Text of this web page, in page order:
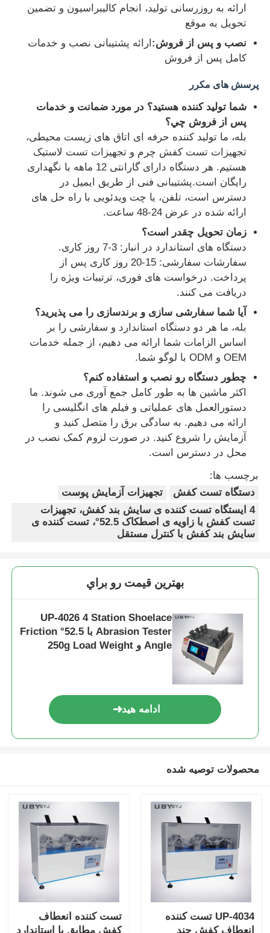
ارائه به روزرسانی تولید، انجام کالیبراسیون و تضمین
تحویل به موقع
نصب و پس از فروش: ارائه پشتیبانی نصب و خدمات
کامل پس از فروش
پرسش های مکرر
شما توليد کننده هستيد؟ در مورد ضمانت و خدمات
پس از فروش چي؟
بله، ما تولید کننده حرفه ای اتاق های زیست محیطی،
تجهیزات تست کفش چرم و تجهیزات تست لاستیک
هستیم. هر دستگاه دارای گارانتی 12 ماهه با نگهداری
رایگان است.پشتیبانی فنی از طریق ایمیل در
دسترس است، تلفن، یا چت ویدئویی با راه حل های
ارائه شده در عرض 24-48 ساعت.
زمان تحویل چقدر است؟
دستگاه های استاندارد در انبار: 3-7 روز کاری.
سفارشات سفارشی: 15-20 روز کاری پس از
پرداخت. درخواست های فوری، ترتیبات ویژه را
دریافت می کنند.
آیا شما سفارشی سازی و برندسازی را می پذیرید؟
بله، ما هر دو دستگاه استاندارد و سفارشی را بر
اساس الزامات شما ارائه می دهیم، از جمله خدمات
OEM و ODM با لوگو شما.
چطور دستگاه رو نصب و استفاده کنم؟
اکثر ماشین ها به طور کامل جمع آوری می شوند. ما
دستورالعمل های عملیاتی و فیلم های انگلیسی را
ارائه می دهیم. به سادگی برق را متصل کنید و
آزمایش را شروع کنید. در صورت لزوم کمک نصب در
محل در دسترس است.
برچسب ها:
دستگاه تست کفش
تجهیزات آزمایش پوست
4 ایستگاه تست کننده ی سایش بند کفش، تجهیزات
تست کفش با زاویه ی اصطکاک 52.5°، تست کننده ی
سایش بند کفش با کنترل مستقل
بهترين قيمت رو براي
UP-4026 4 Station Shoelace
Abrasion Tester با 52.5° Friction
Angle و 250g Load Weight
ادامه هید
محصولات توصیه شده
UP-4034 تست کننده
انعطاف کفش چند
تست کننده انعطاف
کفش مطابق با استاندارد